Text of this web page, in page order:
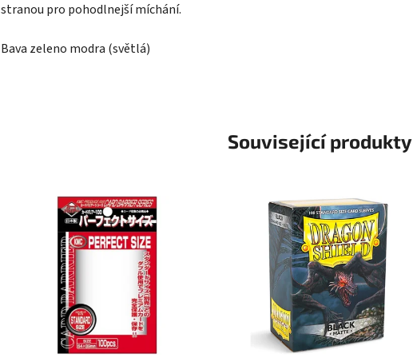
stranou pro pohodlnejší míchání.
Bava zeleno modra (světlá)
Související produkty